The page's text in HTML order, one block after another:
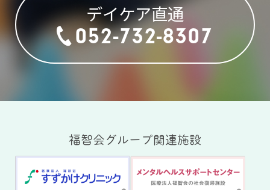
デイケア直通
052-732-8307
福智会グループ関連施設